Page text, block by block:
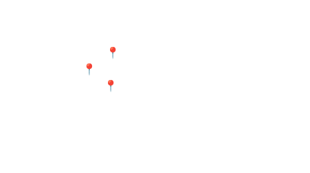
📍 Cali - San Bosco
📍 Jamundí - Barrio Popular
📍 Tumaco - Nariño